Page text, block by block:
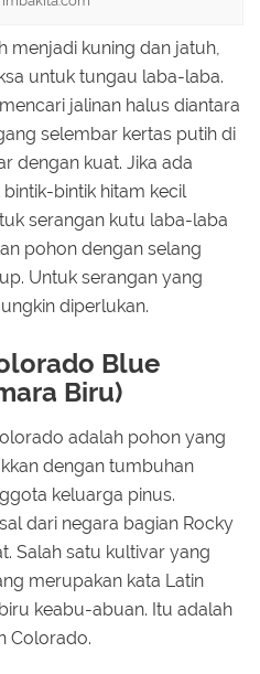
menjadi kuning dan jatuh,
untuk tungau laba-laba.
jalinan halus diantara
selembar kertas putih di
dengan kuat. Jika ada
bintik hitam kecil
serangan kutu laba-laba
pohon dengan selang
Untuk serangan yang
diperlukan.
Blue
Biru)
adalah pohon yang
dengan tumbuhan
keluarga pinus.
dari negara bagian Rocky
Salah satu kultivar yang
merupakan kata Latin
keabu-abuan. Itu adalah
Colorado.